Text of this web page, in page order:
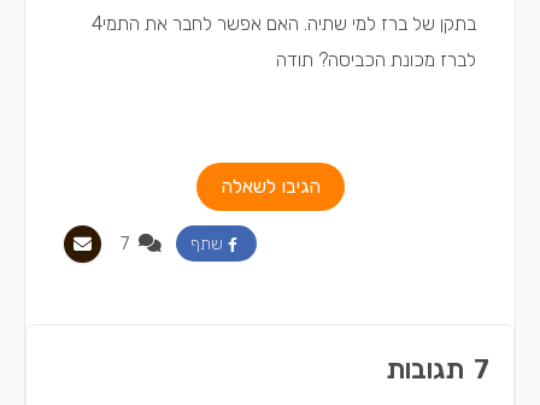
בתקן של ברז למי שתיה. האם אפשר לחבר את התמי4
לברז מכונת הכביסה? תודה
הגיבו לשאלה
שתף
7 תגובות